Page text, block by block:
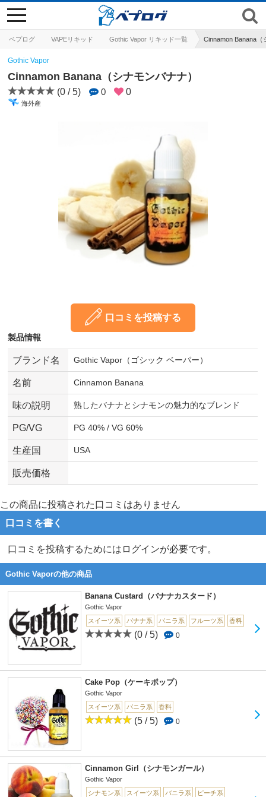
ベプログ VAPEリキッド Gothic Vapor リキッド一覧 Cinnamon Banana（
toggle
navigation
Gothic Vapor
Cinnamon Banana（シナモンバナナ）
(0 / 5) 0 0
海外産
口コミを投稿する
製品情報
ブランド名 Gothic Vapor（ゴシック ベーパー）
名前 Cinnamon Banana
味の説明 熟したバナナとシナモンの魅力的なブレンド
PG/VG PG 40% / VG 60%
生産国 USA
販売価格
この商品に投稿された口コミはありません
口コミを書く
口コミを投稿するためにはログインが必要です。
Gothic Vaporの他の商品
Banana Custard（バナナカスタード）
Gothic Vapor
スイーツ系
バナナ系 バニラ系 フルーツ系 香料
(0 / 5) 0
Cake Pop（ケーキポップ）
Gothic Vapor
スイーツ系
バニラ系 香料
(5 / 5) 0
Cinnamon Girl（シナモンガール）
Gothic Vapor
シナモン系
スイーツ系 バニラ系 ピーチ系